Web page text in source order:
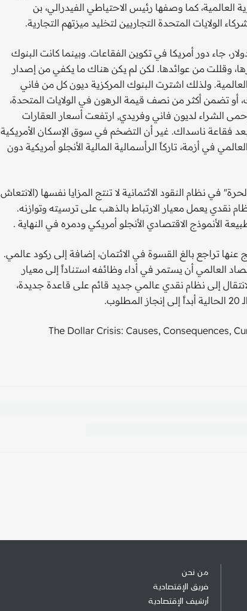
كما وصفها رئيس الاحتياطي الفيدرالي، بن
المتحدة التجاريين لتخليد ميزتهم التجارية.
جاء دور أمريكا في تكوين الفقاعات. وبينما كانت البنوك
وقللت من عوائدها. لكن لم يكن هناك ما يكفي من إصدار
ولذلك اشترت البنوك المركزية ديون كل من فاني
أو تضمن أكثر من نصف قيمة الرهون في الولايات المتحدة،
الشراء لديون فاني وفريدي, ارتفعت أسعار العقارات
فقاعة ناسداك. غير أن التضخم في سوق الإسكان الأمريكية
في أزمة، تاركاً الرأسمالية المالية الأنجلو أمريكية دون
في نظام النقود الائتمانية لا تنتج المزايا نفسها (الانتعاش
نقدي يعمل معيار الارتباط بالذهب على ترسيته وتوازنه.
الأنموذج الاقتصادي الأنجلو أمريكي ودمره في النهاية .
عنها تراجع بالغ القسوة في الائتمان، إضافة إلى ركود عالمي.
العالمي أن يستمر في أداء وظائفه استناداً إلى معيار
إلى نظام نقدي عالمي جديد قائم على قاعدة جديدة،
من نحن
فريق الإقتصادية
أرشيف الإقتصادية